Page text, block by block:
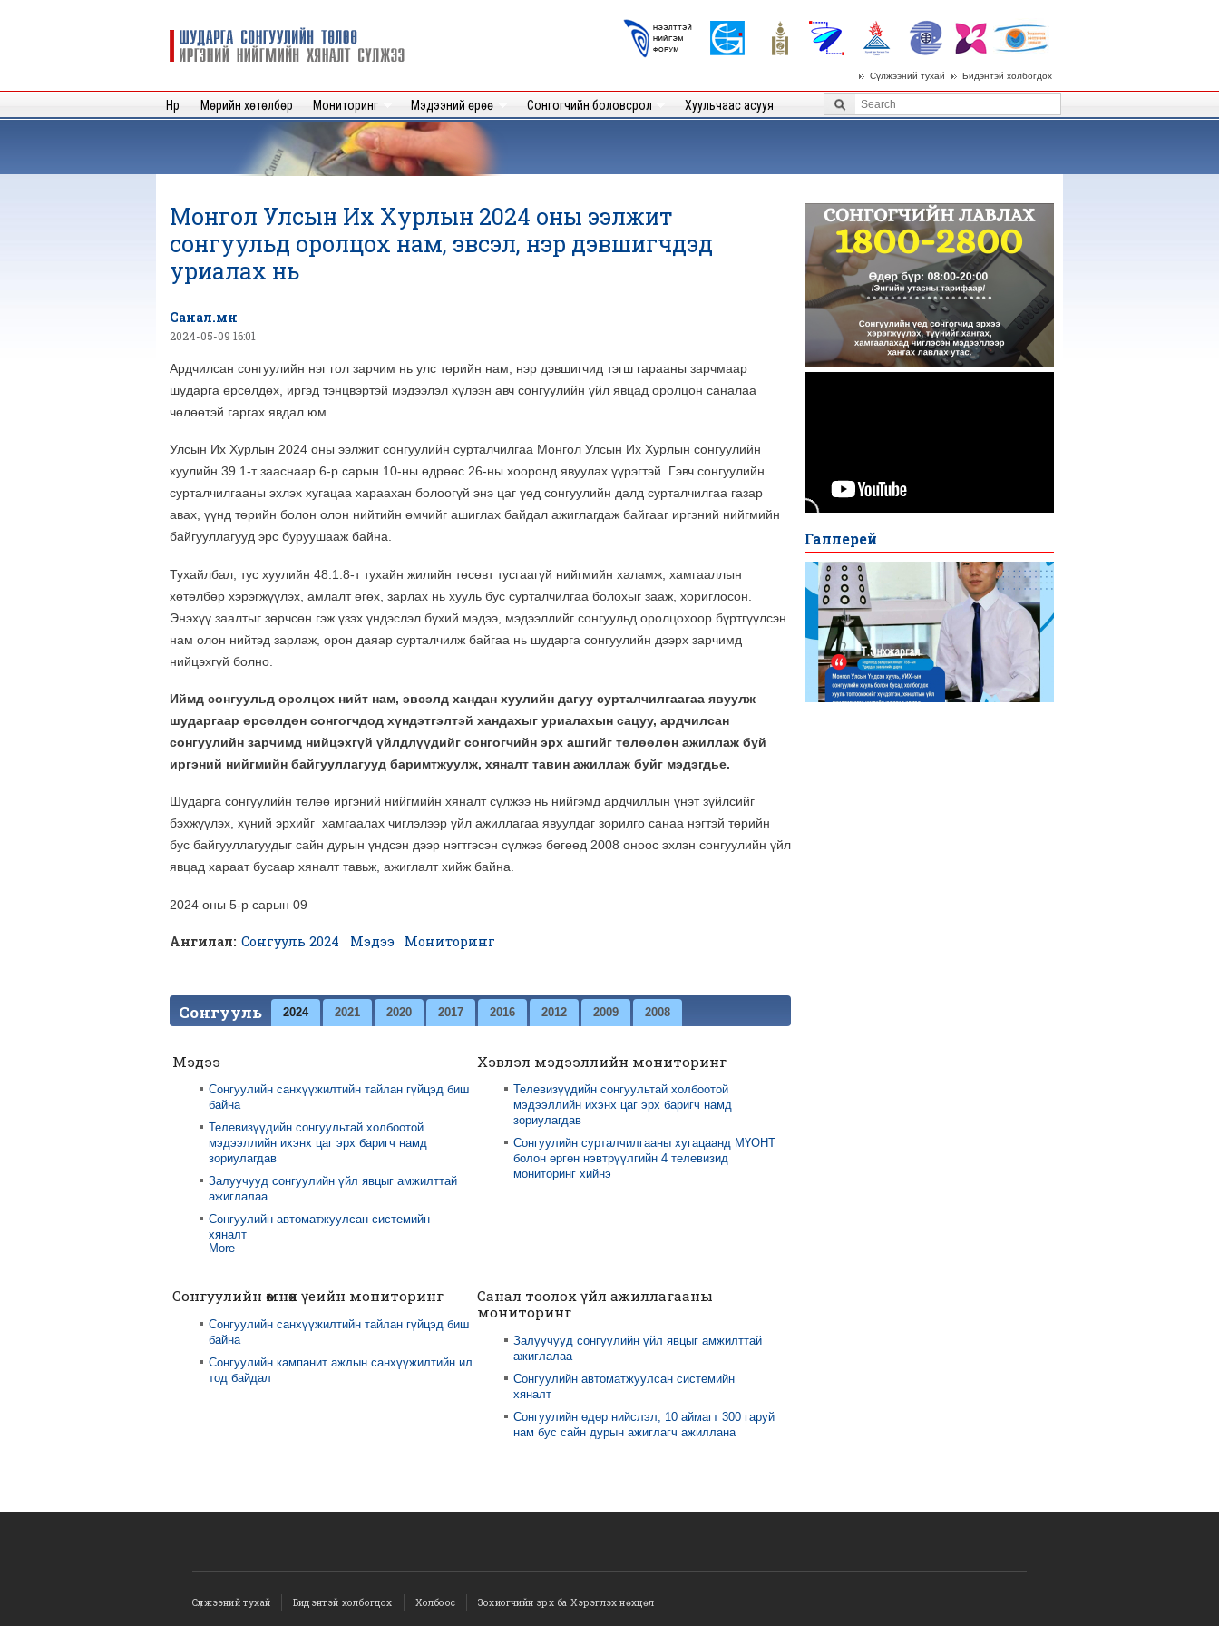
Шударга
сонгуулийн
нийгмийн
хяналт
Logos
Бидэнтэй холбогдох
Сүлжээний тухай
Нүүр Мөрийн хөтөлбөр Мониторинг Мэдээний өрөө Сонгогчийн боловсрол Хуульчаас асууя
Search form
Монгол Улсын Их Хурлын 2024 оны ээлжит
сонгуульд оролцох нам, эвсэл, нэр дэвшигчдэд
уриалах нь
Санал.мн
2024-05-09 16:01
Ардчилсан сонгуулийн нэг гол зарчим нь улс төрийн нам, нэр дэвшигчид тэгш гарааны зарчмаар
шударга өрсөлдөх, иргэд тэнцвэртэй мэдээлэл хүлээн авч сонгуулийн үйл явцад оролцон саналаа
чөлөөтэй гаргах явдал юм.
Улсын Их Хурлын 2024 оны ээлжит сонгуулийн сурталчилгаа Монгол Улсын Их Хурлын сонгуулийн
хуулийн 39.1-т зааснаар 6-р сарын 10-ны өдрөөс 26-ны хооронд явуулах үүрэгтэй. Гэвч сонгуулийн
сурталчилгааны эхлэх хугацаа хараахан болоогүй энэ цаг үед сонгуулийн далд сурталчилгаа газар
авах, үүнд төрийн болон олон нийтийн өмчийг ашиглах байдал ажиглагдаж байгааг иргэний нийгмийн
байгууллагууд эрс буруушааж байна.
Тухайлбал, тус хуулийн 48.1.8-т тухайн жилийн төсөвт тусгаагүй нийгмийн халамж, хамгааллын
хөтөлбөр хэрэгжүүлэх, амлалт өгөх, зарлах нь хууль бус сурталчилгаа болохыг зааж, хориглосон.
Энэхүү заалтыг зөрчсөн гэж үзэх үндэслэл бүхий мэдээ, мэдээллийг сонгуульд оролцохоор бүртгүүлсэн
нам олон нийтэд зарлаж, орон даяар сурталчилж байгаа нь шударга сонгуулийн дээрх зарчимд
нийцэхгүй болно.
Иймд сонгуульд оролцох нийт нам, эвсэлд хандан хуулийн дагуу сурталчилгаагаа явуулж
шударгаар өрсөлдөн сонгогчдод хүндэтгэлтэй хандахыг уриалахын сацуу, ардчилсан
сонгуулийн зарчимд нийцэхгүй үйлдлүүдийг сонгогчийн эрх ашгийг төлөөлөн ажиллаж буй
иргэний нийгмийн байгууллагууд баримтжуулж, хяналт тавин ажиллаж буйг мэдэгдье.
Шударга сонгуулийн төлөө иргэний нийгмийн хяналт сүлжээ нь нийгэмд ардчиллын үнэт зүйлсийг
бэхжүүлэх, хүний эрхийг хамгаалах чиглэлээр үйл ажиллагаа явуулдаг зорилго санаа нэгтэй төрийн
бус байгууллагуудыг сайн дурын үндсэн дээр нэгтгэсэн сүлжээ бөгөөд 2008 оноос эхлэн сонгуулийн үйл
явцад хараат бусаар хяналт тавьж, ажиглалт хийж байна.
2024 оны 5-р сарын 09
Ангилал: Сонгууль 2024 Мэдээ Мониторинг
Сонгууль 2024 2021 2020 2017 2016 2012 2009 2008
Мэдээ
Сонгуулийн санхүүжилтийн тайлан гүйцэд биш
байна
Телевизүүдийн сонгуультай холбоотой
мэдээллийн ихэнх цаг эрх баригч намд
зориулагдав
Залуучууд сонгуулийн үйл явцыг амжилттай
ажиглалаа
Сонгуулийн автоматжуулсан системийн
хяналт
More
Хэвлэл мэдээллийн мониторинг
Телевизүүдийн сонгуультай холбоотой
мэдээллийн ихэнх цаг эрх баригч намд
зориулагдав
Сонгуулийн сурталчилгааны хугацаанд МҮОНТ
болон өргөн нэвтрүүлгийн 4 телевизид
мониторинг хийнэ
Сонгуулийн өмнөх үеийн мониторинг
Сонгуулийн санхүүжилтийн тайлан гүйцэд биш
байна
Сонгуулийн кампанит ажлын санхүүжилтийн ил
тод байдал
Санал тоолох үйл ажиллагааны
мониторинг
Залуучууд сонгуулийн үйл явцыг амжилттай
ажиглалаа
Сонгуулийн автоматжуулсан системийн
хяналт
Сонгуулийн өдөр нийслэл, 10 аймагт 300 гаруй
нам бус сайн дурын ажиглагч ажиллана
.
Галлерей
Сүлжээний тухай Бидэнтэй холбогдох Холбоос Зохиогчийн эрх ба Хэрэглэх нөхцөл